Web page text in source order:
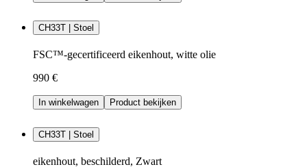
CH33T | Stoel
FSC™-gecertificeerd eikenhout, witte olie
990 €
In winkelwagen Product bekijken
CH33T | Stoel
eikenhout, beschilderd, Zwart